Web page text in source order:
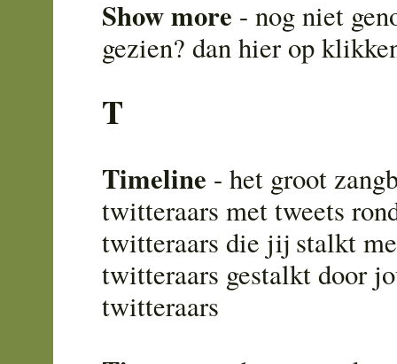
Show more - nog niet
gezien? dan hier op
T
Timeline - het groot
twitteraars met tweets
twitteraars die jij stalkt
twitteraars gestalkt door
twitteraars